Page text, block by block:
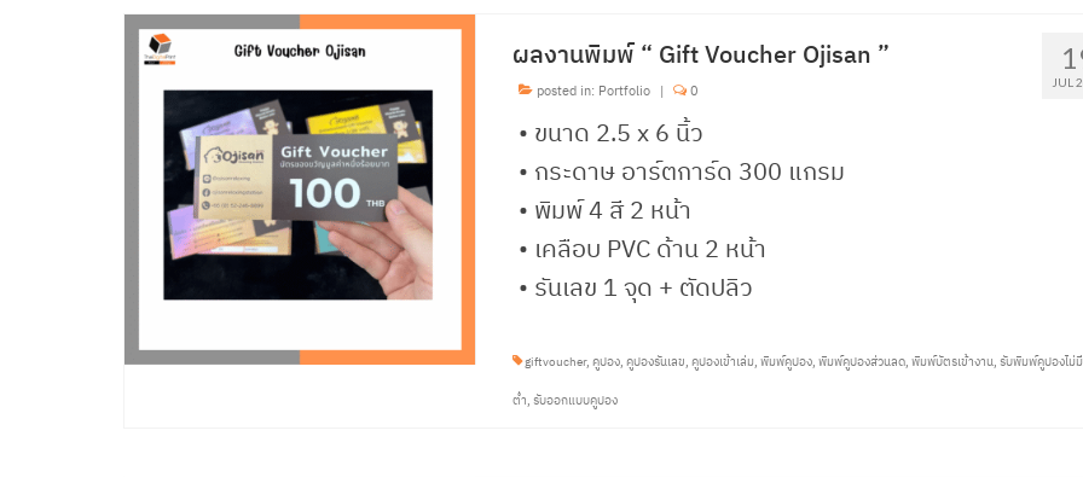
JUL
ผลงานพิมพ์ “ Gift Voucher Ojisan ”
posted in: Portfolio | 0
• ขนาด 2.5 x 6 นิ้ว
• กระดาษ อาร์ตการ์ด 300 แกรม
• พิมพ์ 4 สี 2 หน้า
• เคลือบ PVC ด้าน 2 หน้า
• รันเลข 1 จุด + ตัดปลิว
giftvoucher,คูปอง ,คูปองรันเลข ,คูปองเข้าเล่ม ,พิมพ์คูปอง ,พิมพ์คูปองส่วนลด ,พิมพ์บัตรเข้างาน ,รับพิมพ์คูปองไม่
ต่ำ ,รับออกแบบคูปอง